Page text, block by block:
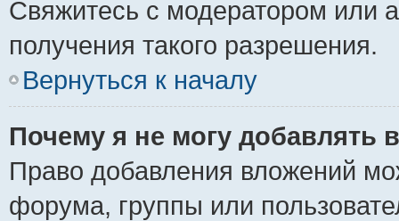
Свяжитесь с модератором или
получения такого разрешения.
Вернуться к началу
Почему я не могу добавлять
Право добавления вложений
форума, группы или